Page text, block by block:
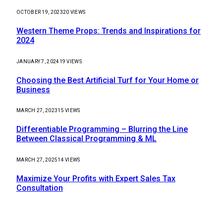
OCTOBER 19, 202320 VIEWS
Western Theme Props: Trends and Inspirations for
2024
JANUARY 7, 2024 19VIEWS
Choosing the Best Artificial Turf for Your Home or
Business
MARCH 27, 202315VIEWS
Differentiable Programming – Blurring the Line
Between Classical Programming & ML
MARCH 27, 202514VIEWS
Maximize Your Profits with Expert Sales Tax
Consultation